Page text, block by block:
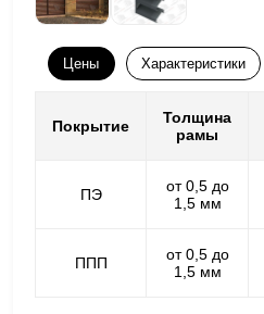
Цены Характеристики
Покрытие
Толщина
рамы
ПЭ
от 0,5 до
1,5 мм
ППП
от 0,5 до
1,5 мм